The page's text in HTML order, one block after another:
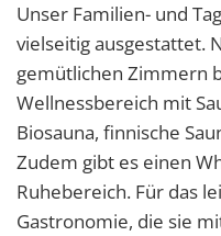
Unser Familien- und
vielseitig ausgestattet.
gemütlichen Zimmern
Wellnessbereich mit
Biosauna, finnische
Zudem gibt es einen
Ruhebereich. Für das
Gastronomie, die sie